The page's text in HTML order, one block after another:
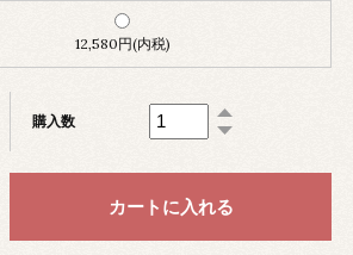
12,580円(内税)
購入数